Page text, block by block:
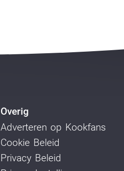
Overig
Adverteren op Kookfans
Cookie Beleid
Privacy Beleid